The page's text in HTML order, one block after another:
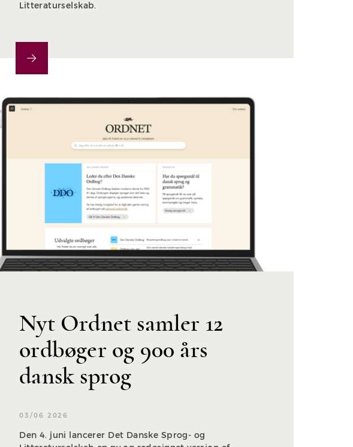
Litteraturselskab.
Nyt Ordnet samler 12
ordbøger og 900 års
dansk sprog
03/06 2026
Den 4. juni lancerer Det Danske Sprog- og